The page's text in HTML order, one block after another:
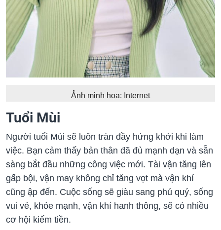
Ảnh minh họa: Internet
Tuổi Mùi
Người tuổi Mùi sẽ luôn tràn đầy hứng khởi khi làm
việc. Bạn cảm thấy bản thân đã đủ mạnh dạn và sẵn
sàng bắt đầu những công việc mới. Tài vận tăng lên
gấp bội, vận may không chỉ tăng vọt mà vận khí
cũng ập đến. Cuộc sống sẽ giàu sang phú quý, sống
vui vẻ, khỏe mạnh, vận khí hanh thông, sẽ có nhiều
cơ hội kiếm tiền.